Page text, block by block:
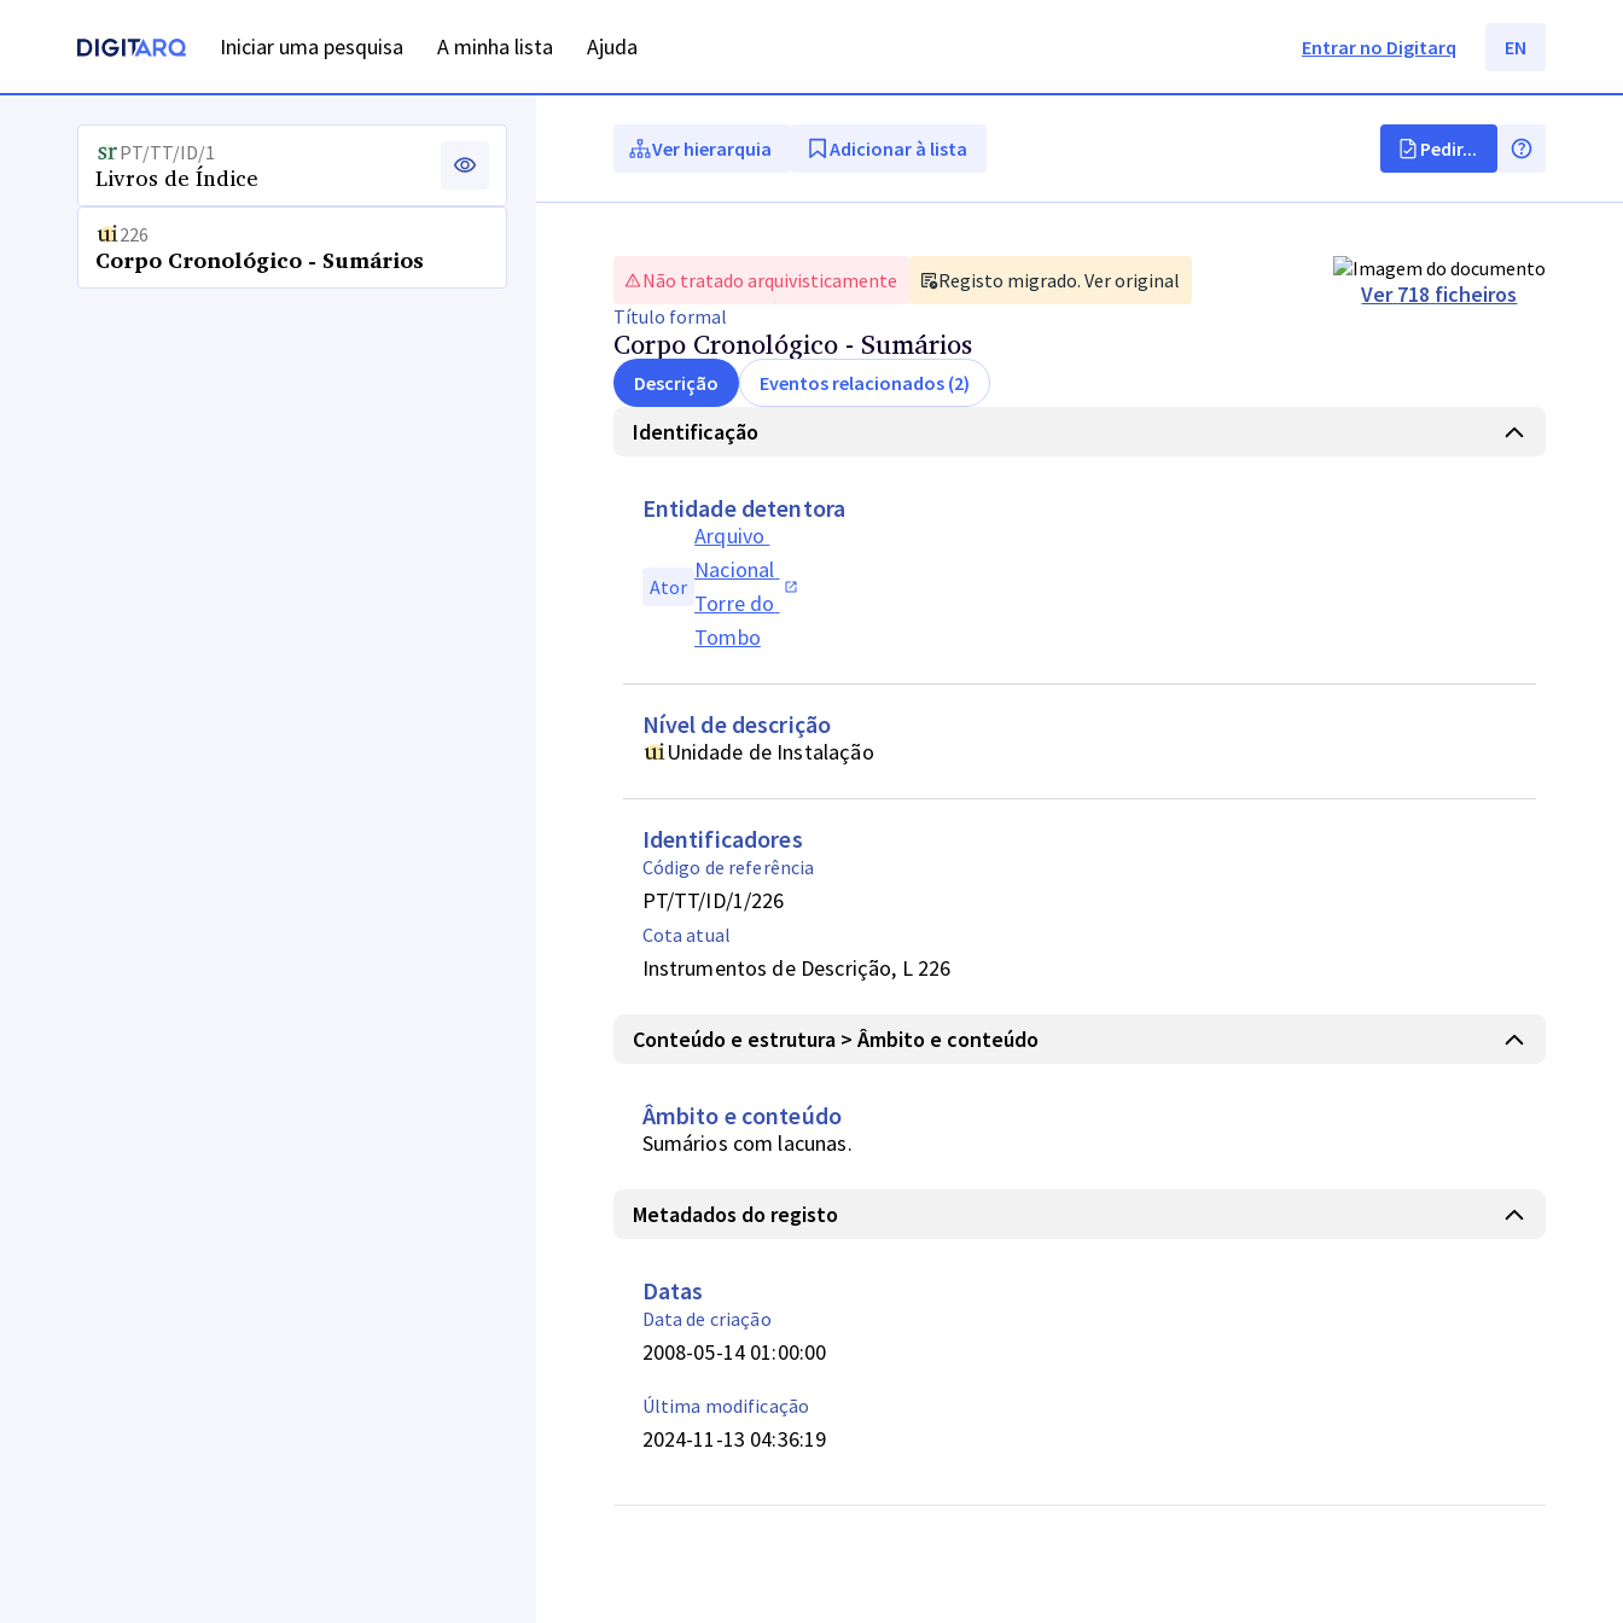
Iniciar uma pesquisa A minha lista Ajuda Entrar no Digitarq EN
PT/TT/ID/1
Livros de Índice
226
Corpo Cronológico - Sumários
Ver hierarquia Adicionar à lista Pedir...
Não tratado arquivisticamente
Registo migrado. Ver original
Título formal
Corpo Cronológico - Sumários
Ver718 ficheiros
Descrição Eventos relacionados (2)
Identificação
Entidade detentora
Ator
Arquivo
Nacional
Torre do
Tombo
Nível de descrição
Unidade de Instalação
Identificadores
Código de referência
PT/TT/ID/1/226
Cota atual
Instrumentos de Descrição, L 226
Conteúdo e estrutura > Âmbito e conteúdo
Âmbito e conteúdo
Sumários com lacunas.
Metadados do registo
Datas
Data de criação
2008-05-14 01:00:00
Última modificação
2024-11-13 04:36:19